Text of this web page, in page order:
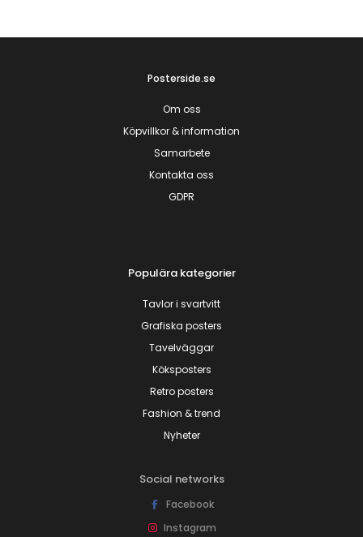
Posterside.se
Om oss
Köpvillkor & information
Samarbete
Kontakta oss
GDPR
Populära kategorier
Tavlor i svartvitt
Grafiska posters
Tavelväggar
Köksposters
Retro posters
Fashion & trend
Nyheter
Social networks
Facebook
Instagram